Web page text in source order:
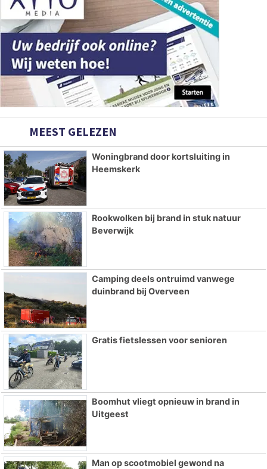
MEEST GELEZEN
Woningbrand door kortsluiting in
Heemskerk
Rookwolken bij brand in stuk natuur
Beverwijk
Camping deels ontruimd vanwege
duinbrand bij Overveen
Gratis fietslessen voor senioren
Boomhut vliegt opnieuw in brand in
Uitgeest
Man op scootmobiel gewond na